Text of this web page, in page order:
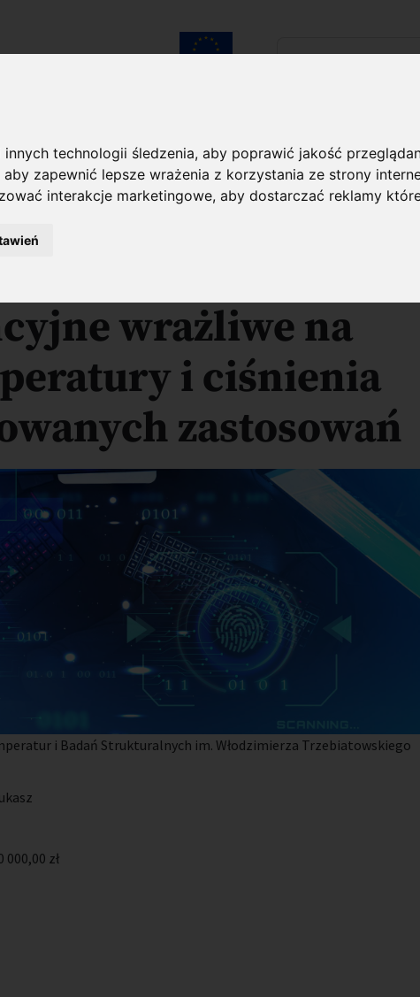
technologii śledzenia, aby poprawić jakość
aby zapewnić lepsze wrażenia z korzystania ze strony
interakcje marketingowe,aby dostarczać reklamy
FENG O projekcie
wrażliwe na
i ciśnienia
zastosowań
i Badań Strukturalnych im. Włodzimierza Trzebiatowskiego
000,00 zł